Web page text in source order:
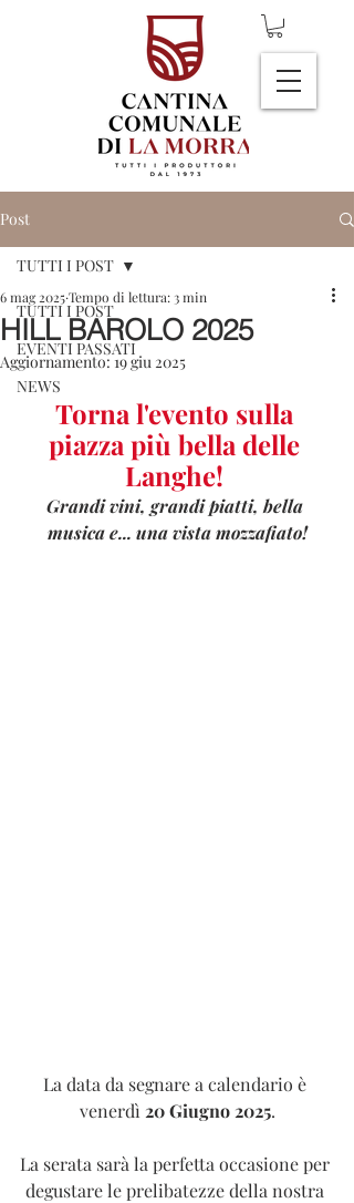
Post
TUTTI I POST
EVENTI PASSATI
NEWS
TUTTI I POST
HILL BAROLO 2025
6 mag 2025Tempo di lettura: 3 min
Aggiornamento:19 giu 2025
Torna l'evento sulla
piazza più bella delle
Langhe!
Grandi vini, grandi piatti, bella
musica e... una vista mozzafiato!
La data da segnare a calendario è
venerdì 20 Giugno 2025.
La serata sarà la perfetta occasione per
degustare le prelibatezze della nostra